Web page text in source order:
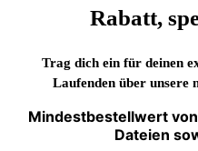
Rabatt,
Trag dich ein für deinen
Laufenden über unsere
Mindestbestellwert
Dateien